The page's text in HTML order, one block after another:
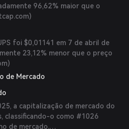
96,62% maior que o
)
foi $0,01141 em 7 de abril de
23,12% menor que o preço
)
de Mercado
a capitalização de mercado do
classificando-o como #1026
de mercado.